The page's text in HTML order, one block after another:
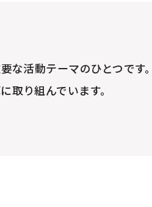
活動テーマのひとつです。
り組んでいます。